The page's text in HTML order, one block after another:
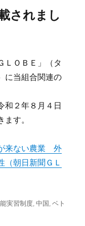
されまし
ＬＯＢＥ」（タ
に当組合関連の
和２年８月４日
す。
来ない農業 外
（朝日新聞ＧＬ
実習制度,中国,ベト